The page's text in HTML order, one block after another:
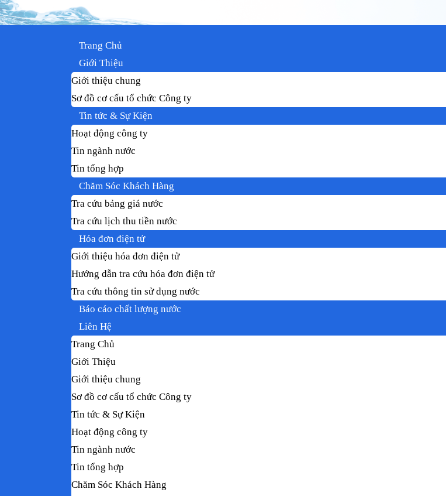
Trang Chủ
Giới Thiệu
Giới thiệu chung
Sơ đồ cơ cấu tổ chức Công ty
Tin tức & Sự Kiện
Hoạt động công ty
Tin ngành nước
Tin tổng hợp
Chăm Sóc Khách Hàng
Tra cứu bảng giá nước
Tra cứu lịch thu tiền nước
Hóa đơn điện tử
Giới thiệu hóa đơn điện tử
Hướng dẫn tra cứu hóa đơn điện tử
Tra cứu thông tin sử dụng nước
Báo cáo chất lượng nước
Liên Hệ
Trang Chủ
Giới Thiệu
Giới thiệu chung
Sơ đồ cơ cấu tổ chức Công ty
Tin tức & Sự Kiện
Hoạt động công ty
Tin ngành nước
Tin tổng hợp
Chăm Sóc Khách Hàng